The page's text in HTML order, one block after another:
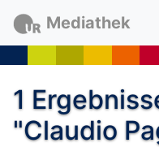
Mediathek
1
"Claudio